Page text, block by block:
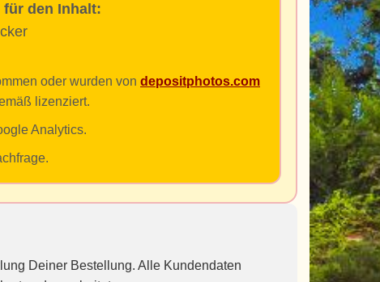
den Inhalt:
oder wurden von depositphotos.com
lizenziert.
Analytics.
Deiner Bestellung. Alle Kundendaten